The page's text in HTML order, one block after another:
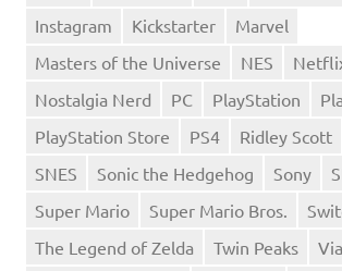
Instagram
Kickstarter
Marvel
Masters of the Universe
NES
Nostalgia Nerd
PC PlayStation
PlayStation Store
PS4 Ridley Scott
SNES
Sonic the Hedgehog Sony
Super Mario
Super Mario Bros.
The Legend of Zelda
Twin Peaks